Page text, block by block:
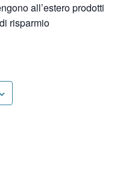
all’estero prodotti
risparmio